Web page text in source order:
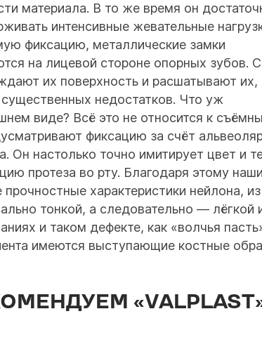
материала. В то же время он
интенсивные жевательные
фиксацию, металлические замки
на лицевой стороне опорных зубов.
их поверхность и расшатывают их,
недостатков. Что уж
виде? Всё это не относится к
фиксацию за счёт
Он настолько точно имитирует цвет и
протеза во рту. Благодаря этому
характеристики нейлона,
тонкой, а следовательно ―
и таком дефекте, как «волчья
имеются выступающие костные